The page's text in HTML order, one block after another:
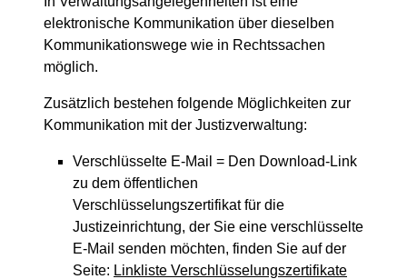
elektronische Kommunikation über dieselben
Kommunikationswege wie in Rechtssachen
möglich.
Zusätzlich bestehen folgende Möglichkeiten zur
Kommunikation mit der Justizverwaltung:
Verschlüsselte E-Mail = Den Download-Link
zu dem öffentlichen
Verschlüsselungszertifikat für die
Justizeinrichtung, der Sie eine verschlüsselte
E-Mail senden möchten, finden Sie auf der
Seite: Linkliste Verschlüsselungszertifikate